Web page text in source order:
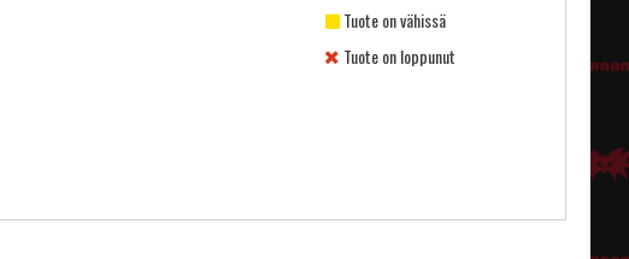
Tuote on vähissä
Tuote on loppunut